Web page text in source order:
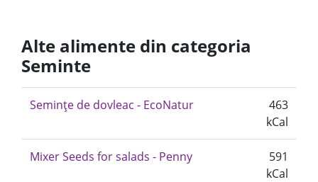
Alte alimente din categoria
Seminte
Semințe de dovleac - EcoNatur
463
kCal
Mixer Seeds for salads - Penny
591
kCal